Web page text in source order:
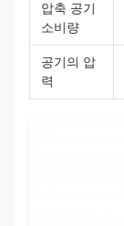
압축 공기
소비량
공기의 압
력